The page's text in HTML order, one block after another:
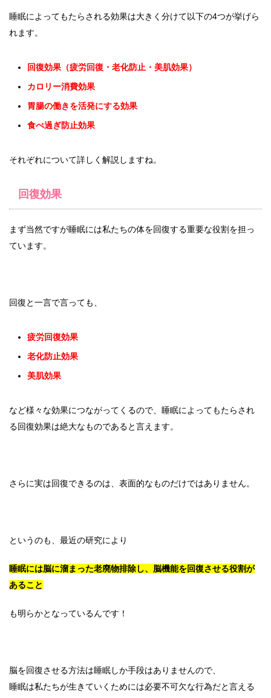
睡眠によってもたらされる効果は大きく分けて以下の4つが挙げら
れます。
回復効果（疲労回復・老化防止・美肌効果）
カロリー消費効果
胃腸の働きを活発にする効果
食べ過ぎ防止効果
それぞれについて詳しく解説しますね。
回復効果
まず当然ですが睡眠には私たちの体を回復する重要な役割を担っ
ています。
回復と一言で言っても、
疲労回復効果
老化防止効果
美肌効果
など様々な効果につながってくるので、睡眠によってもたらされ
る回復効果は絶大なものであると言えます。
さらに実は回復できるのは、表面的なものだけではありません。
というのも、最近の研究により
睡眠には脳に溜まった老廃物排除し、脳機能を回復させる役割が
あること
も明らかとなっているんです！
脳を回復させる方法は睡眠しか手段はありませんので、
睡眠は私たちが生きていくためには必要不可欠な行為だと言える